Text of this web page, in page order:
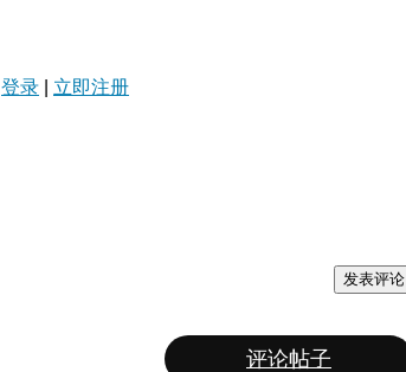
登录 立即注册
发表评论
评论帖子